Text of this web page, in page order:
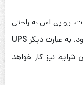
یو پی اس به راحتی
به عبارت دیگر UPS
نیز کار خواهد